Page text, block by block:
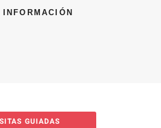
INFORMACIÓN
GUIADAS